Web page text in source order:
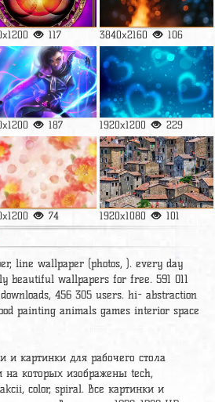
117 3840x2160 106
187 1920x1200 229
74 1920x1080 101
line wallpaper (photos, ). every day
beautiful wallpapers for free. 591 011
456 305 users. hi- abstraction
painting animals games interior space
и картинки для рабочего стола
на которых изображены tech,
color, spiral. Все картинки и